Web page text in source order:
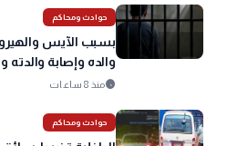
gavel حوادث ومحاكم
بسبب الآيس
والده وإصابة
scheduleمنذ 8 ساعات
gavel حوادث ومحاكم